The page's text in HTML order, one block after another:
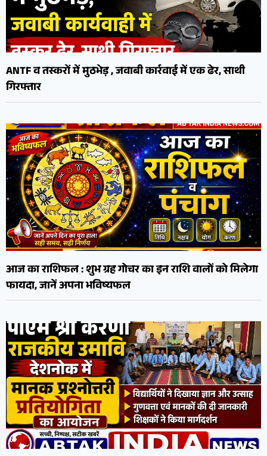
ANTF व तस्करों में मुठभेड़ , जवाबी कार्रवाई में एक ढेर, साथी
गिरफ्तार
आज का राशिफल : शुभ ग्रह गोचर का इन राशि वालों को मिलेगा
फायदा, जानें अपना भविष्यफल